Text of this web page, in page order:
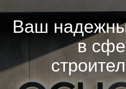
Ваш
в